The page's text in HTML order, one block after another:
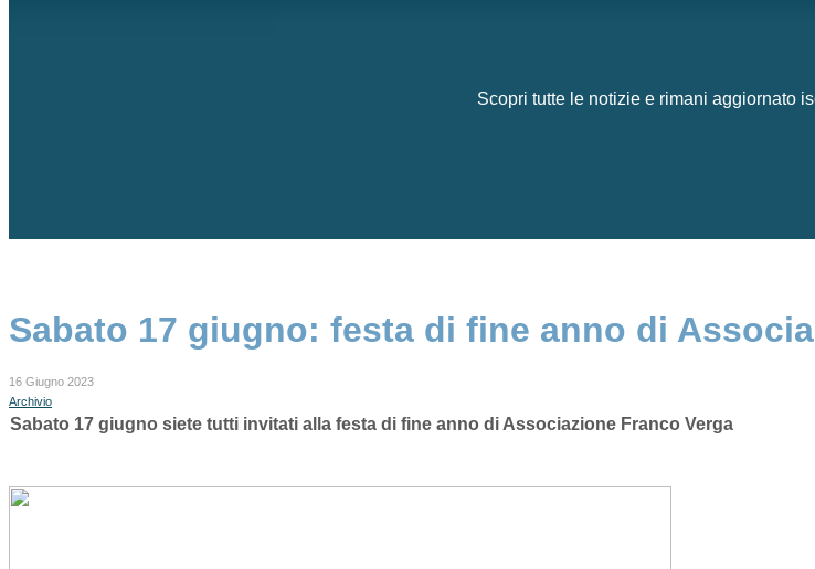
Scopri tutte le notizie e rimani aggiornato
Sabato 17 giugno: festa di fine anno di
16 Giugno 2023
Archivio
Sabato 17 giugno siete tutti invitati alla festa di fine anno di Associazione Franco Verga